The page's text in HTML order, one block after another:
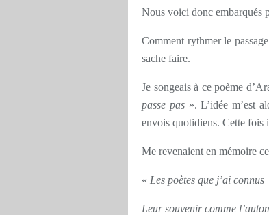
Nous voici donc embarqués
Comment rythmer le
sache faire.
Je songeais à ce poème
passe pas». L’idée m’est
envois quotidiens. Cette fois
Me revenaient en mémoire
« Les poètes que j’ai connus
Leur souvenir comme